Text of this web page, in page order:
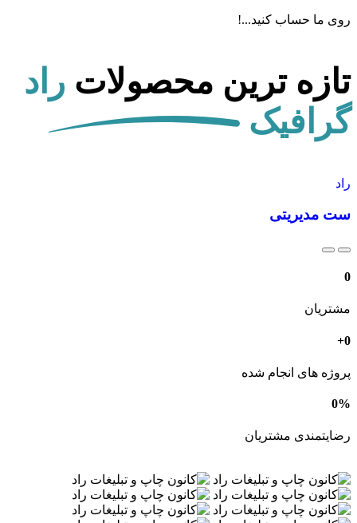
روی ما حساب کنید...!
تازه ترین محصولات راد
گرافیک
راد
ست مدیریتی
0
مشتریان
0
+
پروژه های انجام شده
0%
رضایتمندی مشتریان